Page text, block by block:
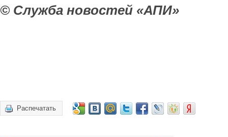
© Служба новостей «АПИ»
Распечатать